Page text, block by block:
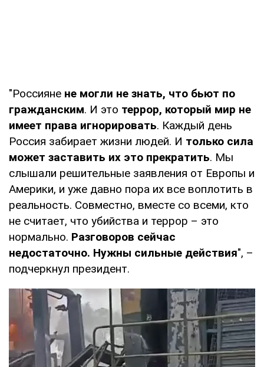
"Россияне не могли не знать, что бьют по
гражданским. И это террор, который мир не
имеет права игнорировать. Каждый день
Россия забирает жизни людей. И только сила
может заставить их это прекратить. Мы
слышали решительные заявления от Европы и
Америки, и уже давно пора их все воплотить в
реальность. Совместно, вместе со всеми, кто
не считает, что убийства и террор – это
нормально. Разговоров сейчас
недостаточно. Нужны сильные действия", –
подчеркнул президент.